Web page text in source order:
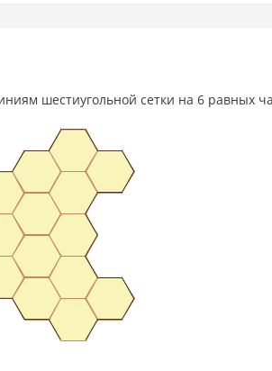
шестиугольной сетки на 6 равных